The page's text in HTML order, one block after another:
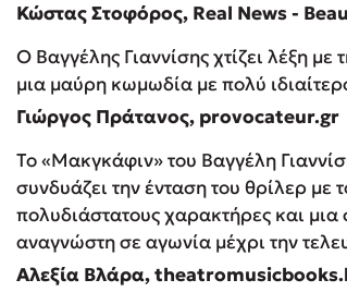
Κώστας Στοφόρος, Real News -
Ο Βαγγέλης Γιαννίσης χτίζει λέξη
μια μαύρη κωμωδία με πολύ
Γιώργος Πράτανος, provocateur.gr
Το «Μακγκάφιν» του Βαγγέλη
συνδυάζει την ένταση του θρίλερ
πολυδιάστατους χαρακτήρες και
αναγνώστη σε αγωνία μέχρι την
Αλεξία Βλάρα,